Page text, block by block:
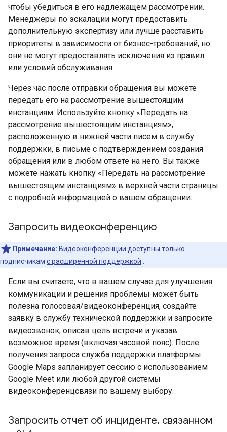
чтобы убедиться в его надлежащем рассмотрении.
Менеджеры по эскалации могут предоставить
дополнительную экспертизу или лучше расставить
приоритеты в зависимости от бизнес-требований, но
они не могут предоставлять исключения из правил
или условий обслуживания.
Через час после отправки обращения вы можете
передать его на рассмотрение вышестоящим
инстанциям. Используйте кнопку «Передать на
рассмотрение вышестоящим инстанциям»,
расположенную в нижней части писем в службу
поддержки, в письме с подтверждением создания
обращения или в любом ответе на него. Вы также
можете нажать кнопку «Передать на рассмотрение
вышестоящим инстанциям» в верхней части страницы
с подробной информацией о вашем обращении.
Запросить видеоконференцию
Примечание: Видеоконференции доступны только
подписчикам с расширенной поддержкой
Если вы считаете, что в вашем случае для улучшения
коммуникации и решения проблемы может быть
полезна голосовая/видеоконференция, создайте
заявку в службу технической поддержки и запросите
видеозвонок, описав цель встречи и указав
возможное время (включая часовой пояс). После
получения запроса служба поддержки платформы
Google Maps запланирует сессию с использованием
Google Meet или любой другой системы
видеоконференцсвязи по вашему выбору.
Запросить отчет об инциденте, связанном